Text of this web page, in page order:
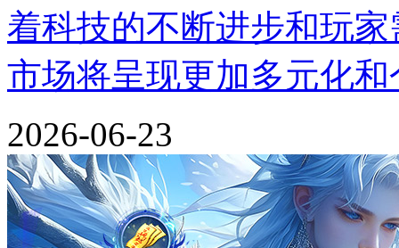
着科技的不断进步和玩
市场将呈现更加多元化
2026-06-23